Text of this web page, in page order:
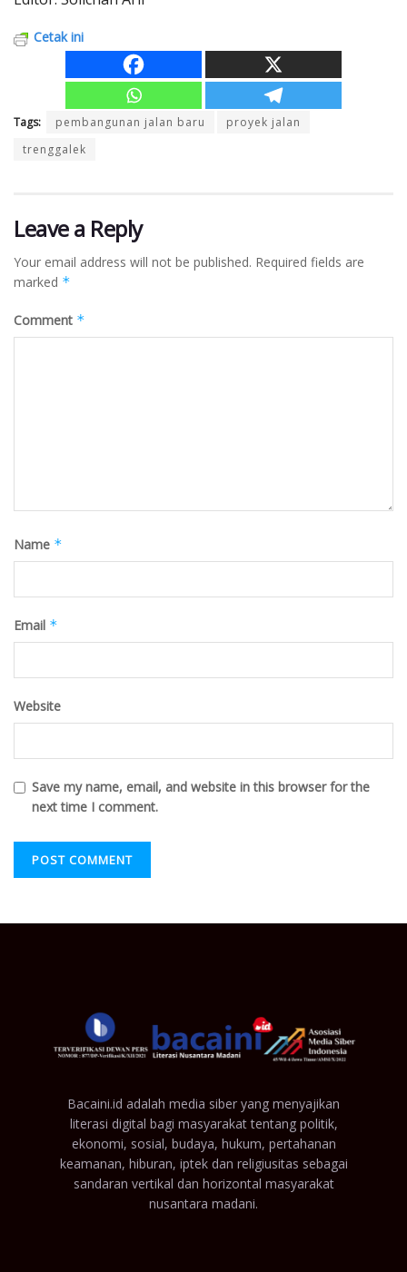
Cetak ini
Tags: pembangunan jalan baru
proyek jalan
trenggalek
Leave a Reply
Your email address will not be published. Required fields are
marked *
Comment *
Name *
Email *
Website
Save my name, email, and website in this browser for the
next time I comment.
Bacaini.id adalah media siber yang menyajikan
literasi digital bagi masyarakat tentang politik,
ekonomi, sosial, budaya, hukum, pertahanan
keamanan, hiburan, iptek dan religiusitas sebagai
sandaran vertikal dan horizontal masyarakat
nusantara madani.